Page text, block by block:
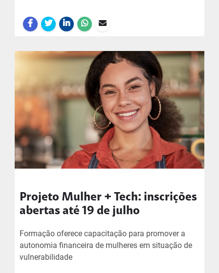
Projeto Mulher + Tech: inscrições
abertas até 19 de julho
Formação oferece capacitação para promover a
autonomia financeira de mulheres em situação de
vulnerabilidade